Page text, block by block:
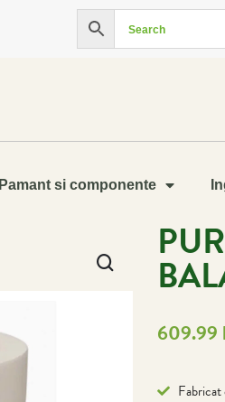
Pamant si componente
609.99
Fabricat